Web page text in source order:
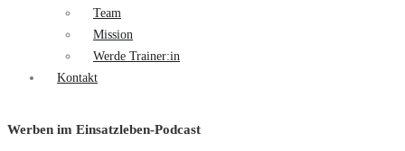
Team
Mission
Werde Trainer:in
Kontakt
Werben im Einsatzleben-Podcast